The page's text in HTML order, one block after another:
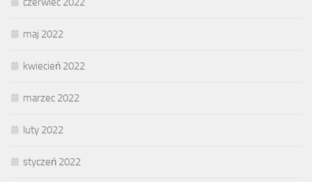
maj 2022
kwiecień 2022
marzec 2022
luty 2022
styczeń 2022